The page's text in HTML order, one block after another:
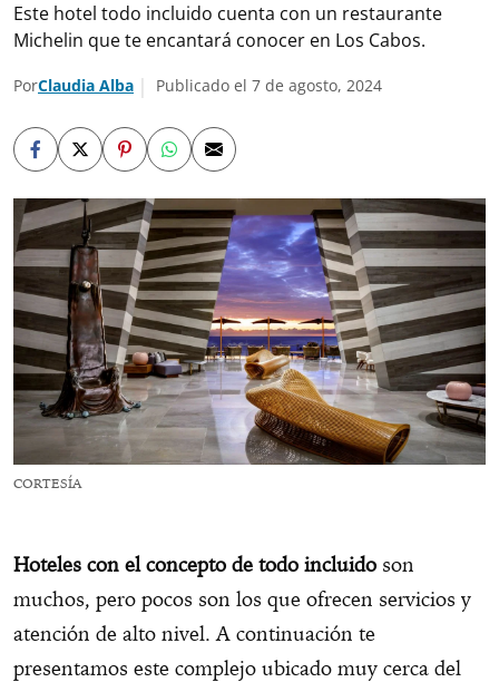
Este hotel todo incluido cuenta con un restaurante
Michelin que te encantará conocer en Los Cabos.
PorClaudia Alba Publicado el 7 de agosto, 2024
CORTESÍA
Hoteles con el concepto de todo incluido son
muchos, pero pocos son los que ofrecen servicios y
atención de alto nivel. A continuación te
presentamos este complejo ubicado muy cerca del